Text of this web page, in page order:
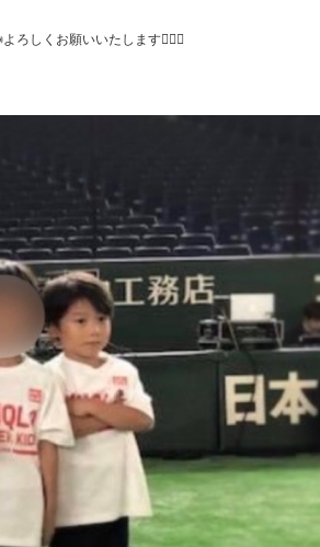
ろしくお願いいたします🙇‍♀️✨